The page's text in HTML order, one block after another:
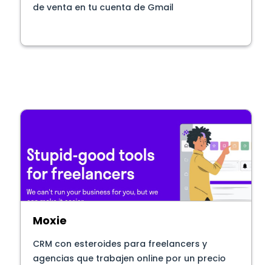
de venta en tu cuenta de Gmail
Moxie
CRM con esteroides para freelancers y
agencias que trabajen online por un precio